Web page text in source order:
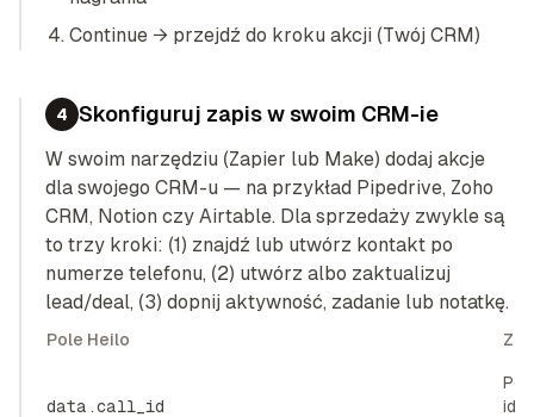
Continue → przejdź do kroku akcji (Twój CRM)
4 Skonfiguruj zapis w swoim CRM-ie
W swoim narzędziu (Zapier lub Make) dodaj akcje
dla swojego CRM-u — na przykład Pipedrive, Zoho
CRM, Notion czy Airtable. Dla sprzedaży zwykle są
to trzy kroki: (1) znajdź lub utwórz kontakt po
numerze telefonu, (2) utwórz albo zaktualizuj
lead/deal, (3) dopnij aktywność, zadanie lub notatkę.
Pole Heilo
data.call_id